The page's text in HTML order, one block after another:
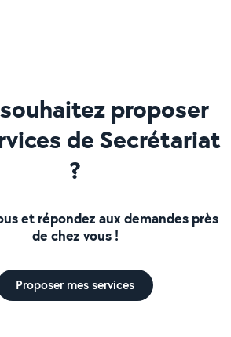
proposer
de Secrétariat
?
et répondez aux demandes près
de chez vous !
Proposer mes services